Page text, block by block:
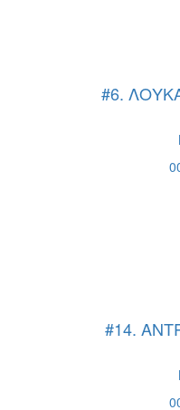
#6.
#14.